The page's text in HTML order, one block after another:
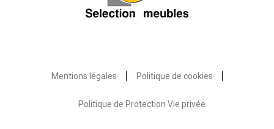
Mentions légales Politique de cookies
Politique de Protection Vie privée